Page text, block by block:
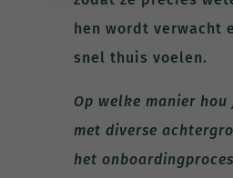
hen wordt verwacht
snel thuis voelen.
Op welke manier hou
met diverse
het